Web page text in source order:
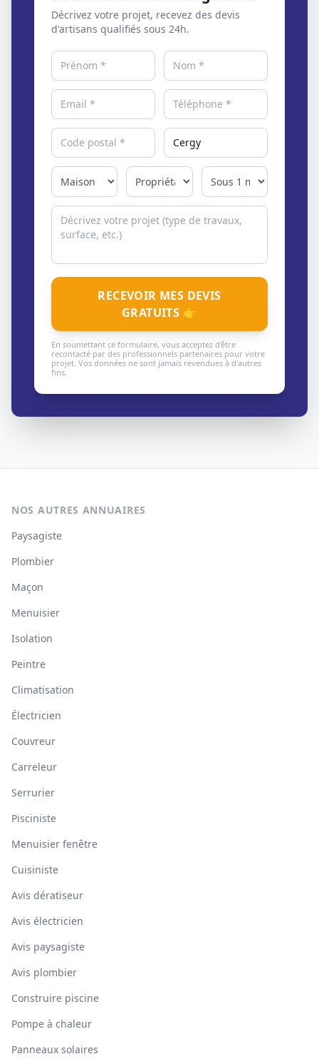
Décrivez votre projet, recevez des devis
d'artisans qualifiés sous 24h.
RECEVOIR MES DEVIS
GRATUITS 👉
En soumettant ce formulaire, vous acceptez d'être
recontacté par des professionnels partenaires pour votre
projet. Vos données ne sont jamais revendues à d'autres
fins.
NOS AUTRES ANNUAIRES
Paysagiste
Plombier
Maçon
Menuisier
Isolation
Peintre
Climatisation
Électricien
Couvreur
Carreleur
Serrurier
Pisciniste
Menuisier fenêtre
Cuisiniste
Avis dératiseur
Avis électricien
Avis paysagiste
Avis plombier
Construire piscine
Pompe à chaleur
Panneaux solaires